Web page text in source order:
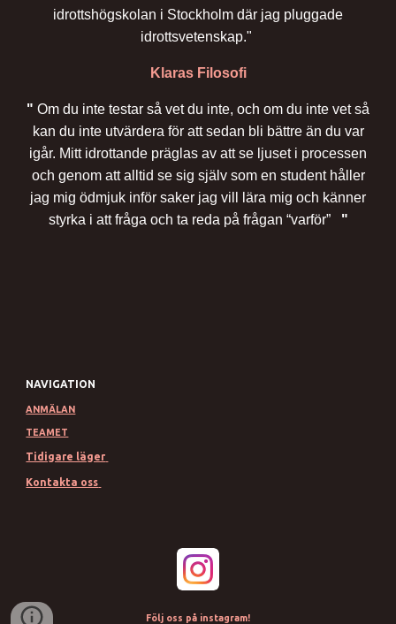
idrottshögskolan i Stockholm där jag pluggade
idrottsvetenskap."
Klaras Filosofi
" Om du inte testar så vet du inte, och om du inte vet så
kan du inte utvärdera för att sedan bli bättre än du var
igår. Mitt idrottande präglas av att se ljuset i processen
och genom att alltid se sig själv som en student håller
jag mig ödmjuk inför saker jag vill lära mig och känner
styrka i att fråga och ta reda på frågan “varför” "
NAVIGATION
ANMÄLAN
TEAMET
Tidigare läger
Kontakta oss
Följ oss på instagram!